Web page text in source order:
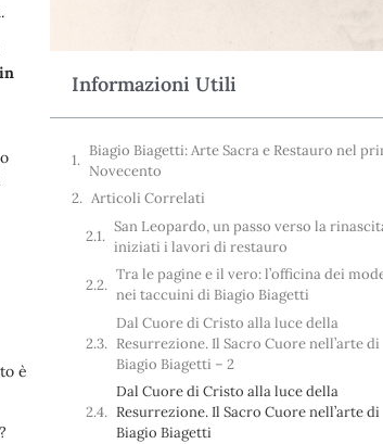
è
Informazioni Utili
Biagio Biagetti: Arte Sacra e Restauro nel
Novecento
Articoli Correlati
San Leopardo, un passo verso la
iniziati i lavori di restauro
Tra le pagine e il vero: l’officina dei
nei taccuini di Biagio Biagetti
Dal Cuore di Cristo alla luce della
Resurrezione. Il Sacro Cuore nell’arte di
Biagio Biagetti – 2
Dal Cuore di Cristo alla luce della
Resurrezione. Il Sacro Cuore nell’arte di
Biagio Biagetti